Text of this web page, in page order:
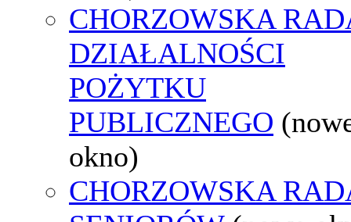
CHORZOWSKA
DZIAŁALNOŚCI
POŻYTKU
PUBLICZNEGO
okno)
CHORZOWSKA